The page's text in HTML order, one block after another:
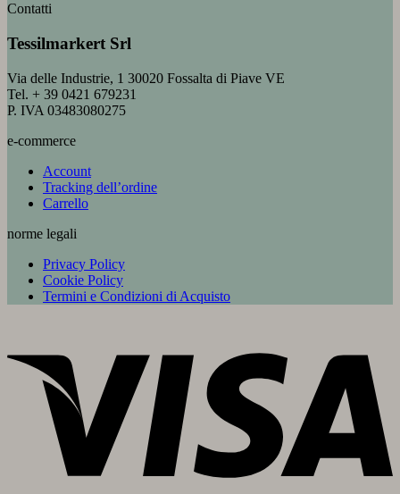
Contatti
Tessilmarkert Srl
Via delle Industrie, 1 30020 Fossalta di Piave VE
Tel. + 39 0421 679231
P. IVA 03483080275
e-commerce
Account
Tracking dell’ordine
Carrello
norme legali
Privacy Policy
Cookie Policy
Termini e Condizioni di Acquisto